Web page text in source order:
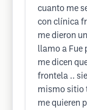
cuanto me
con clínica
me dieron
llamo a Fue
me dicen
frontela ..
mismo sitio
me quieren